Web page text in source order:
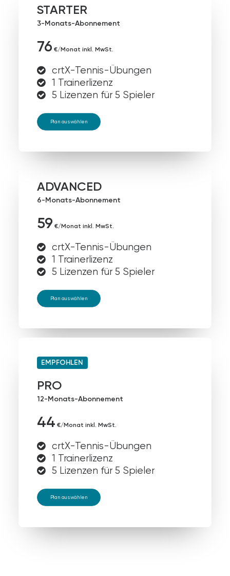
STARTER
3-Monats-Abonnement
76 €/Monat inkl. MwSt.
crtX-Tennis-Übungen
1 Trainerlizenz
5 Lizenzen für 5 Spieler
Plan auswählen
ADVANCED
6-Monats-Abonnement
59 €/Monat inkl. MwSt.
crtX-Tennis-Übungen
1 Trainerlizenz
5 Lizenzen für 5 Spieler
Plan auswählen
EMPFOHLEN
PRO
12-Monats-Abonnement
44 €/Monat inkl. MwSt.
crtX-Tennis-Übungen
1 Trainerlizenz
5 Lizenzen für 5 Spieler
Plan auswählen